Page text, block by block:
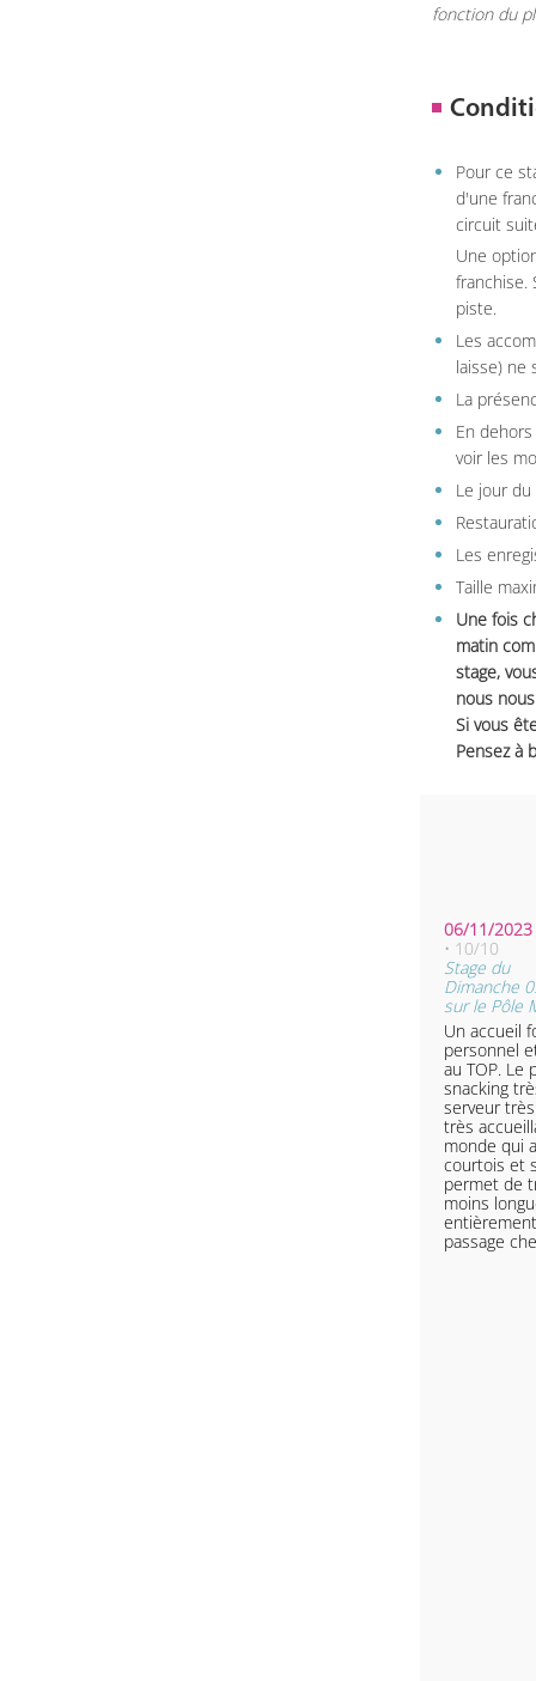
fonction du
Pour ce
d'une
circuit
Une
franchise.
piste.
Les
laisse) ne
La
En
voir les
Le jour
Les
Taille
Une fois
matin
stage,
nous
Si vous
Pensez à
06/11/
• 10/10
Stage du
Dimanche
sur le Pôle
Un accueil
personnel
au TOP. Le
snacking
serveur
très
monde qui
courtois et
permet de
moins
passage